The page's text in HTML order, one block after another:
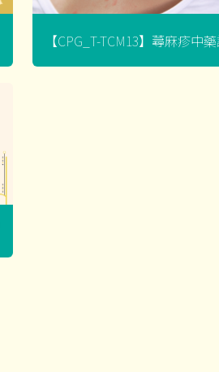
【CPG_T-TCM13】蕁麻疹中